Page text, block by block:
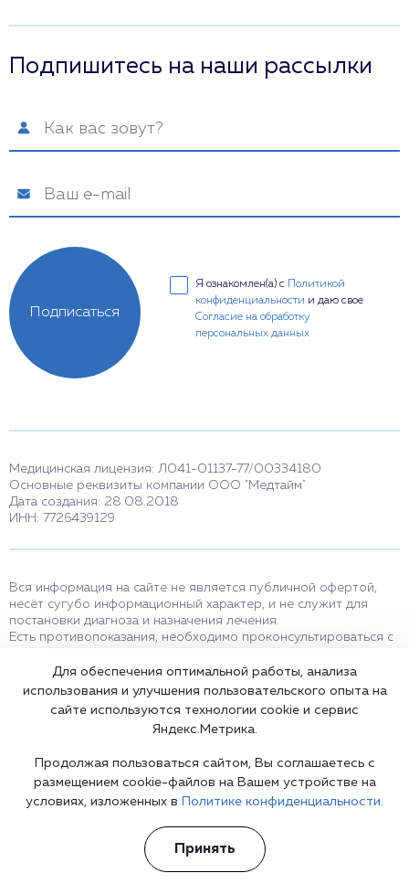
Подпишитесь на наши рассылки
Я ознакомлен(а) с
Политикой
конфиденциальности и даю свое
Согласие на обработку
персональных данных
Подписаться
Медицинская лицензия: Л041-01137-77/00334180
Основные реквизиты компании ООО "Медтайм"
Дата создания: 28.08.2018
ИНН: 7726439129
Вся информация на сайте не является публичной офертой,
несёт сугубо информационный характер, и не служит для
постановки диагноза и назначения лечения.
Есть противопоказания, необходимо проконсультироваться с
мессенджерам и в соцсетях носят исключительно
информационный характер и не являются медицинскими
услугами.
Оставаясь на сайте вы соглашаетесь на использование cookies.
Карта сайта
©2002-2026 Клиника доктора Шурова
Для обеспечения оптимальной работы, анализа
использования и улучшения пользовательского опыта на
сайте используются технологии cookie и сервис
Яндекс.Метрика.
Продолжая пользоваться сайтом, Вы соглашаетесь с
размещением cookie-файлов на Вашем устройстве на
условиях, изложенных в
Политике конфиденциальности.
Принять